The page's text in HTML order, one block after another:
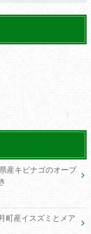
産キビナゴのオーブ
町産イスズミとメア